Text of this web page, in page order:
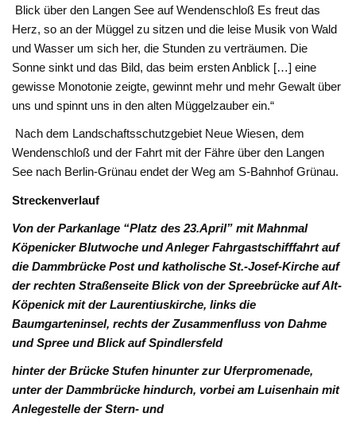
Blick über den Langen See auf Wendenschloß Es freut das
Herz, so an der Müggel zu sitzen und die leise Musik von Wald
und Wasser um sich her, die Stunden zu verträumen. Die
Sonne sinkt und das Bild, das beim ersten Anblick […] eine
gewisse Monotonie zeigte, gewinnt mehr und mehr Gewalt über
uns und spinnt uns in den alten Müggelzauber ein.“
Nach dem Landschaftsschutzgebiet Neue Wiesen, dem
Wendenschloß und der Fahrt mit der Fähre über den Langen
See nach Berlin-Grünau endet der Weg am S-Bahnhof Grünau.
Streckenverlauf
Von der Parkanlage “Platz des 23.April” mit Mahnmal
Köpenicker Blutwoche und Anleger Fahrgastschifffahrt auf
die Dammbrücke Post und katholische St.-Josef-Kirche auf
der rechten Straßenseite Blick von der Spreebrücke auf Alt-
Köpenick mit der Laurentiuskirche, links die
Baumgarteninsel, rechts der Zusammenfluss von Dahme
und Spree und Blick auf Spindlersfeld
hinter der Brücke Stufen hinunter zur Uferpromenade,
unter der Dammbrücke hindurch, vorbei am Luisenhain mit
Anlegestelle der Stern- und